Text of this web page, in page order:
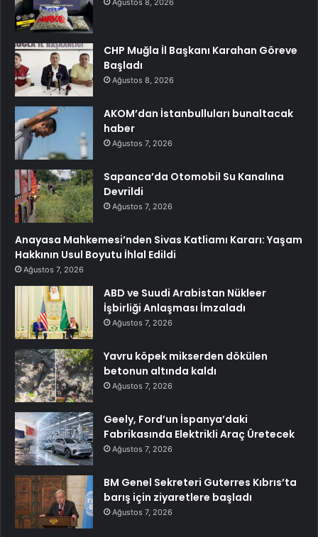
Ağustos 8, 2026
CHP Muğla İl Başkanı Karahan Göreve
Başladı
Ağustos 8, 2026
AKOM’dan İstanbulluları bunaltacak
haber
Ağustos 7, 2026
Sapanca’da Otomobil Su Kanalına
Devrildi
Ağustos 7, 2026
Anayasa Mahkemesi’nden Sivas Katliamı Kararı: Yaşam
Hakkının Usul Boyutu İhlal Edildi
Ağustos 7, 2026
ABD ve Suudi Arabistan Nükleer
İşbirliği Anlaşması İmzaladı
Ağustos 7, 2026
Yavru köpek mikserden dökülen
betonun altında kaldı
Ağustos 7, 2026
Geely, Ford’un İspanya’daki
Fabrikasında Elektrikli Araç Üretecek
Ağustos 7, 2026
BM Genel Sekreteri Guterres Kıbrıs’ta
barış için ziyaretlere başladı
Ağustos 7, 2026